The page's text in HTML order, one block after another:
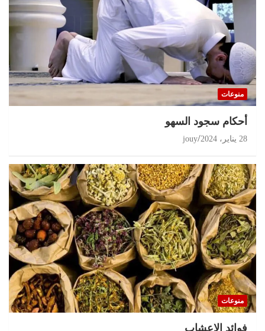
منوعات
أحكام سجود السهو
28 يناير، 2024 jouy
منوعات
‏فوائد الاعشاب